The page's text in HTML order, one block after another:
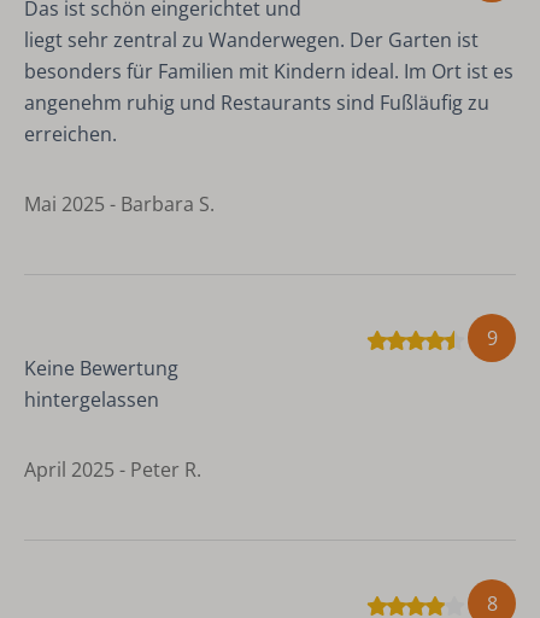
Das ist schön eingerichtet und
liegt sehr zentral zu Wanderwegen. Der Garten ist
besonders für Familien mit Kindern ideal. Im Ort ist es
angenehm ruhig und Restaurants sind Fußläufig zu
erreichen.
Mai 2025 - Barbara S.
9
Keine Bewertung
hintergelassen
April 2025 - Peter R.
8